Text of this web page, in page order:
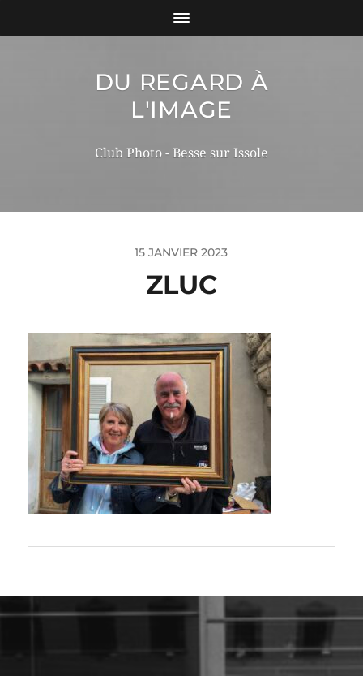
DU REGARD À
L'IMAGE
Club Photo - Besse sur Issole
15 JANVIER 2023
ZLUC